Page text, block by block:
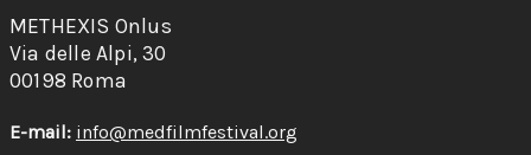
METHEXIS Onlus
Via delle Alpi, 30
00198 Roma
E-mail: info@medfilmfestival.org